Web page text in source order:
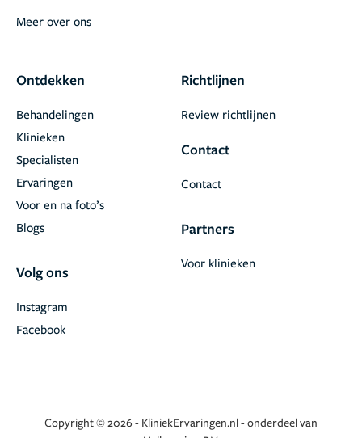
Meer over ons
Ontdekken
Behandelingen
Klinieken
Specialisten
Ervaringen
Voor en na foto’s
Blogs
Volg ons
Facebook
Instagram
Richtlijnen
Review richtlijnen
Contact
Contact
Partners
Voor klinieken
Copyright © 2026 - KliniekErvaringen.nl - onderdeel van